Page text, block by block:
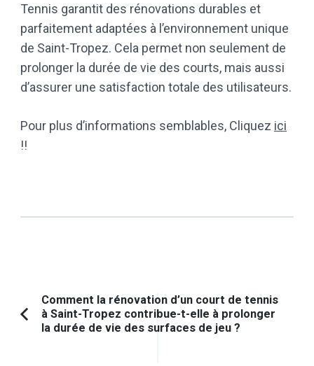
Tennis garantit des rénovations durables et
parfaitement adaptées à l’environnement unique
de Saint-Tropez. Cela permet non seulement de
prolonger la durée de vie des courts, mais aussi
d’assurer une satisfaction totale des utilisateurs.
Pour plus d’informations semblables, Cliquez ici
!!
Navigation
d'article
Article
Comment la rénovation d’un court de tennis
à Saint-Tropez contribue-t-elle à prolonger
la durée de vie des surfaces de jeu ?